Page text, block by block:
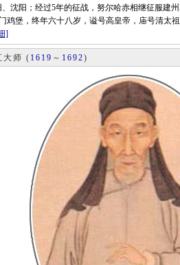
沈阳；经过5年的征战，努尔哈赤相继征服建
鸡堡，终年六十八岁，谥号高皇帝，庙号清太
]
大师 ( 1619 ～ 1692)